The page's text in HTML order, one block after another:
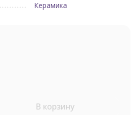
Керамика
В корзину